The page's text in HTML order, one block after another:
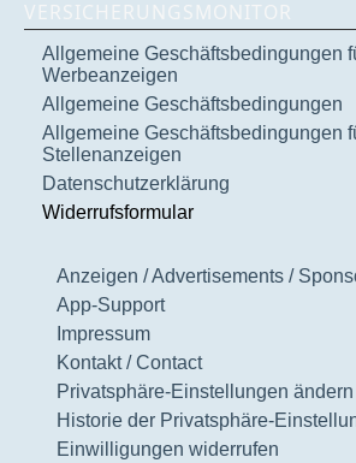
VERSICHERUNGSMONITOR
Allgemeine Geschäftsbedingungen
Werbeanzeigen
Allgemeine Geschäftsbedingungen
Allgemeine Geschäftsbedingungen
Stellenanzeigen
Datenschutzerklärung
Widerrufsformular
Anzeigen / Advertisements /
App-Support
Impressum
Kontakt / Contact
Privatsphäre-Einstellungen ändern
Historie der Privatsphäre-
Einwilligungen widerrufen